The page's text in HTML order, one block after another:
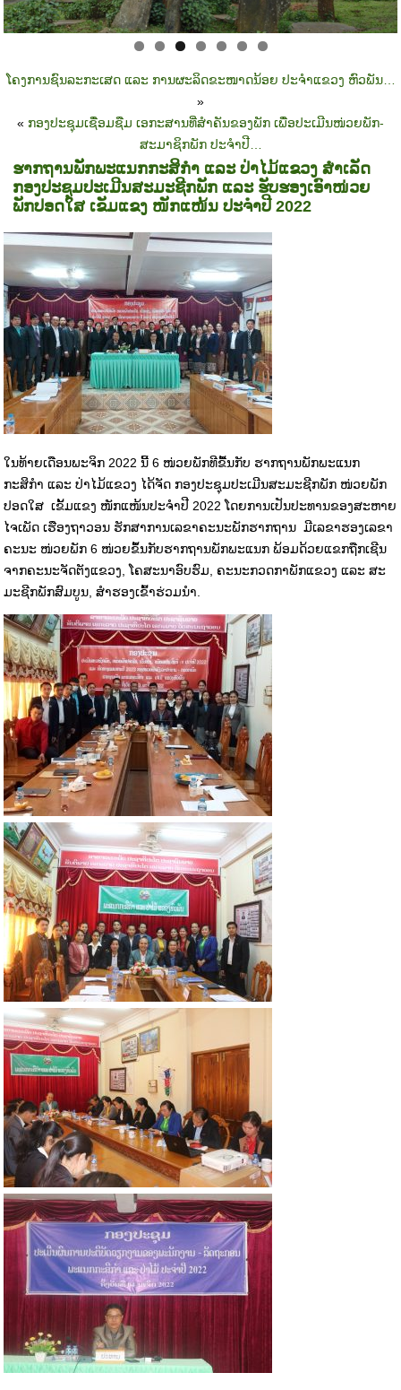
ໂຄງການຊົນລະກະເສດ ແລະ ການຜະລິດຂະໜາດນ້ອຍ ປະຈຳແຂວງ ຫົວພັນ…
»
« ກອງປະຊຸມເຊື່ອມຊືມ ເອກະສານທີ່ສຳຄັນຂອງພັກ ເພື່ອປະເມີນໜ່ວຍພັກ-
ສະມາຊິກພັກ ປະຈຳປີ…
ຮາກຖານພັກພະແນກກະສິກຳ ແລະ ປ່າໄມ້ແຂວງ ສຳເລັດ
ກອງປະຊຸມປະເມີນສະມະຊີກພັກ ແລະ ຮັບຮອງເອົາໜ່ວຍ
ພັກປອດໃສ ເຂັມແຂງ ໜັກແໜ້ນ ປະຈຳປີ 2022
ໃນທ້າຍເດືອນພະຈິກ 2022 ນີ້ 6 ໜ່ວຍພັກທີຂື້ນກັບ ຮາກຖານພັກພະແນກ
ກະສິກຳ ແລະ ປ່າໄມ້ແຂວງ ໄດ້ຈັດ ກອງປະຊຸມປະເມີນສະມະຊີກພັກ ໜ່ວຍພັກ
ປອດໃສ ເຂັ້ມແຂງ ໜັກແໜ້ນປະຈຳປີ 2022 ໂດຍການເປັນປະທານຂອງສະຫາຍ
ໄຈເພັດ ເຮືອງຖາວອນ ຮັກສາການເລຂາຄະນະພັກຮາກຖານ ມີເລຂາຮອງເລຂາ
ຄະນະ ໜ່ວຍພັກ 6 ໜ່ວຍຂຶ້ນກັບຮາກຖານພັກພະແນກ ພ້ອມດ້ວຍແຂກຖືກເຊີນ
ຈາກຄະນະຈັດຕັງແຂວງ, ໂຄສະນາອົບຮົມ, ຄະນະກວດກາພັກແຂວງ ແລະ ສະ
ມະຊີກພັກສົມບູນ, ສຳຮອງເຂົ້າຮ່ວມນຳ.